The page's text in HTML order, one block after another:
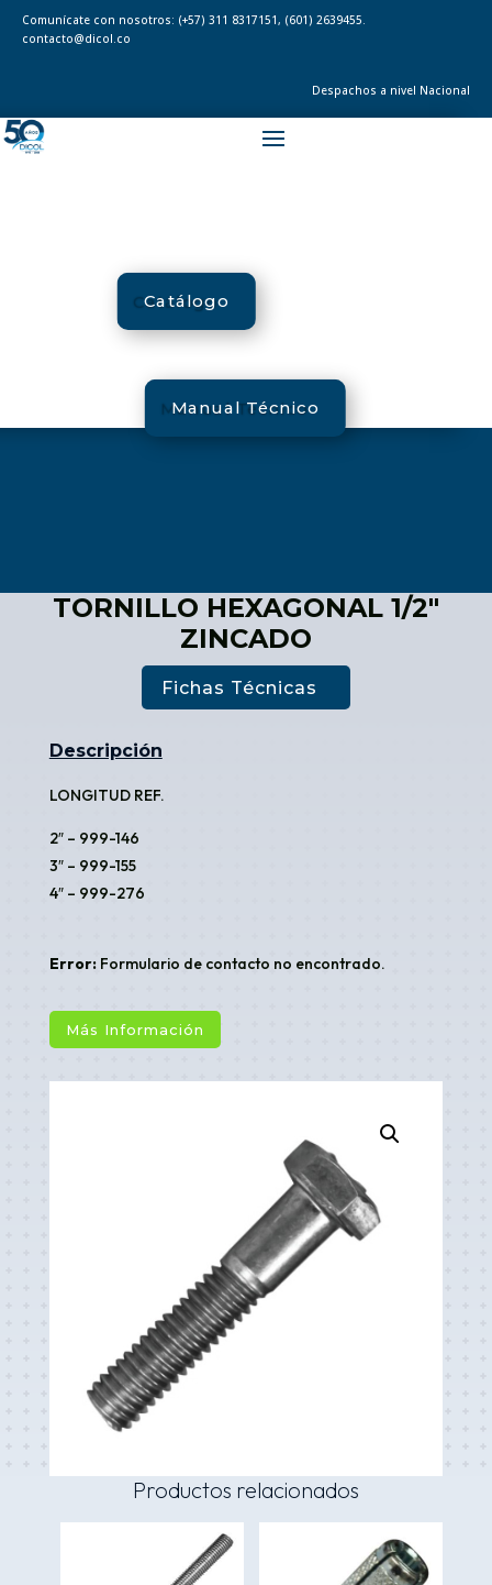
Comunícate con nosotros: (+57) 311 8317151, (601) 2639455.
contacto@dicol.co
Despachos a nivel Nacional
Catálogo
Manual Técnico
TORNILLO HEXAGONAL 1/2″
ZINCADO
Fichas Técnicas
Descripción
LONGITUD REF.
2″ – 999-146
3″ – 999-155
4″ – 999-276
Error:Formulario de contacto no encontrado.
Más Información
Productos relacionados